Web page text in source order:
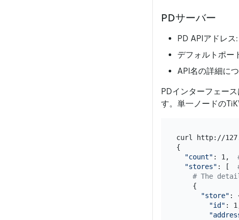
PDサーバー
PD APIアドレス:
デフォルトポー
API名の詳細に
PDインターフェー
す。単一ノードの
curl http://
{
"count" : 1,
"stores" : [
# The
    {
"store" :
"id" :